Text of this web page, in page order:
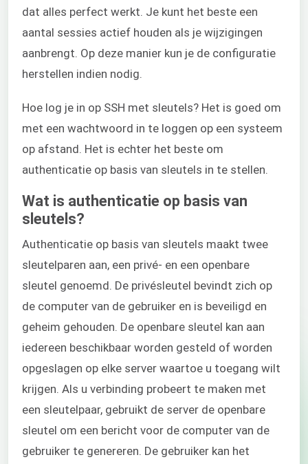
dat alles perfect werkt. Je kunt het beste een
aantal sessies actief houden als je wijzigingen
aanbrengt. Op deze manier kun je de configuratie
herstellen indien nodig.
Hoe log je in op SSH met sleutels? Het is goed om
met een wachtwoord in te loggen op een systeem
op afstand. Het is echter het beste om
authenticatie op basis van sleutels in te stellen.
Wat is authenticatie op basis van
sleutels?
Authenticatie op basis van sleutels maakt twee
sleutelparen aan, een privé- en een openbare
sleutel genoemd. De privésleutel bevindt zich op
de computer van de gebruiker en is beveiligd en
geheim gehouden. De openbare sleutel kan aan
iedereen beschikbaar worden gesteld of worden
opgeslagen op elke server waartoe u toegang wilt
krijgen. Als u verbinding probeert te maken met
een sleutelpaar, gebruikt de server de openbare
sleutel om een bericht voor de computer van de
gebruiker te genereren. De gebruiker kan het